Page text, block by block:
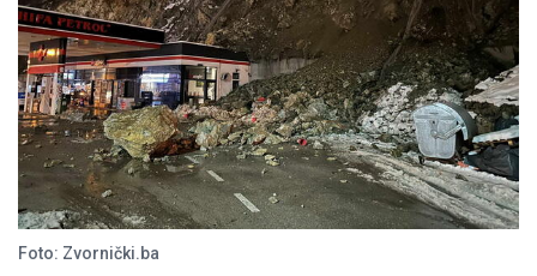
Foto: Zvornički.ba